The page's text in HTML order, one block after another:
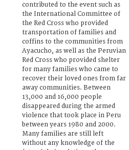
contributed to the event such as
the International Committee of
the Red Cross who provided
transportation of families and
coffins to the communities from
Ayacucho, as well as the Peruvian
Red Cross who provided shelter
for many families who came to
recover their loved ones from far
away communities. Between
13,000 and 16,000 people
disappeared during the armed
violence that took place in Peru
between years 1980 and 2000.
Many families are still left
without any knowledge of the